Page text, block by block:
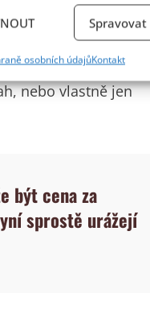
informací.
podvodů a
osobních údajůKontakt
právě na
mlčel, kdo se
nebo vlastně jen
být cena za
sprostě urážejí